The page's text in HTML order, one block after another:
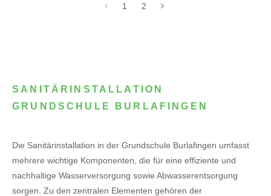
1 2
SANITÄRINSTALLATION
GRUNDSCHULE BURLAFINGEN
Die Sanitärinstallation in der Grundschule Burlafingen umfasst
mehrere wichtige Komponenten, die für eine effiziente und
nachhaltige Wasserversorgung sowie Abwasserentsorgung
sorgen. Zu den zentralen Elementen gehören der